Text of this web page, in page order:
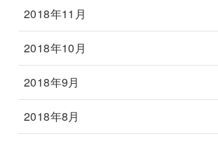
2018年11月
2018年10月
2018年9月
2018年8月